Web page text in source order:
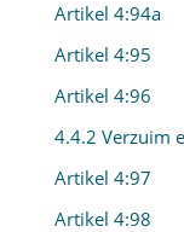
Artikel 4:94a
Artikel 4:95
Artikel 4:96
4.4.2 Verzuim
Artikel 4:97
Artikel 4:98